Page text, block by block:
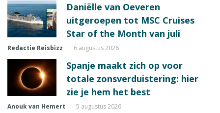
Daniëlle van Oeveren
uitgeroepen tot MSC Cruises
Star of the Month van juli
Redactie Reisbizz 6 augustus 2026
Spanje maakt zich op voor
totale zonsverduistering: hier
zie je hem het best
Anouk van Hemert 5 augustus 2026